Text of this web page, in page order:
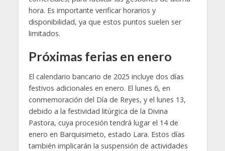
hora. Es importante verificar horarios y
disponibilidad, ya que estos puntos suelen ser
limitados.
Próximas ferias en enero
El calendario bancario de 2025 incluye dos días
festivos adicionales en enero. El lunes 6, en
conmemoración del Día de Reyes, y el lunes 13,
debido a la festividad litúrgica de la Divina
Pastora, cuya procesión tendrá lugar el 14 de
enero en Barquisimeto, estado Lara. Estos días
también implicarán la suspensión de actividades